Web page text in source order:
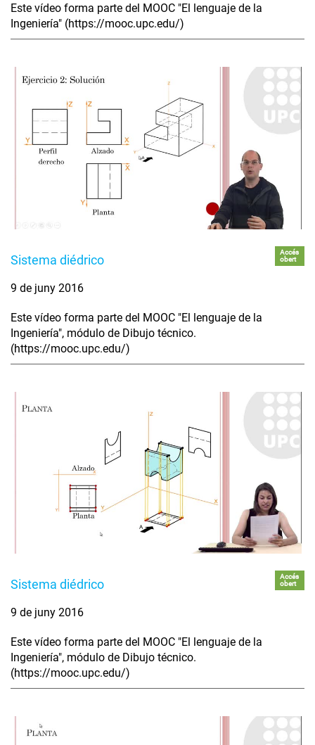
Este vídeo forma parte del MOOC "El lenguaje de la
Ingeniería" (https://mooc.upc.edu/)
Sistema diédrico
Accés
obert
9 de juny 2016
Este vídeo forma parte del MOOC "El lenguaje de la
Ingeniería", módulo de Dibujo técnico.
(https://mooc.upc.edu/)
Sistema diédrico
Accés
obert
9 de juny 2016
Este vídeo forma parte del MOOC "El lenguaje de la
Ingeniería", módulo de Dibujo técnico.
(https://mooc.upc.edu/)